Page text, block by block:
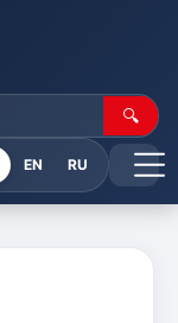
🔍
EN RU